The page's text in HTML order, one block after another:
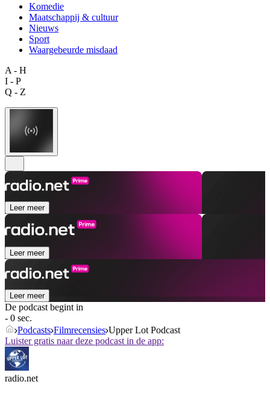
Komedie
Maatschappij & cultuur
Nieuws
Sport
Waargebeurde misdaad
A - H
I - P
Q - Z
Leer meer
Leer meer
Leer meer
De podcast begint in
- 0 sec.
Podcasts Filmrecensies Upper Lot Podcast
Luister gratis naar deze podcast in de app:
radio.net